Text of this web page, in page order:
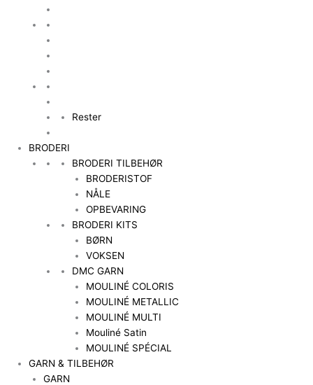
Rester
BRODERI
BRODERI TILBEHØR
BRODERISTOF
NÅLE
OPBEVARING
BRODERI KITS
BØRN
VOKSEN
DMC GARN
MOULINÉ COLORIS
MOULINÉ METALLIC
MOULINÉ MULTI
Mouliné Satin
MOULINÉ SPÉCIAL
GARN & TILBEHØR
GARN